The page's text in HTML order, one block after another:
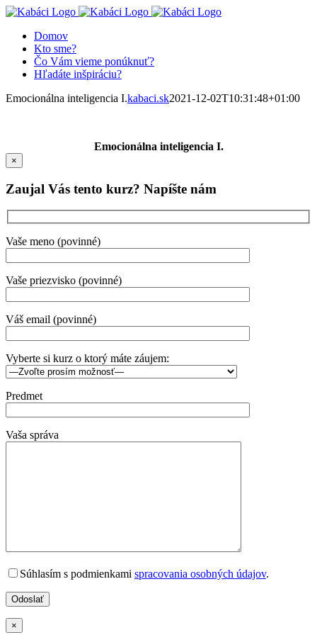
Skip
content
Facebook
X
YouTube
Instagram
Domov
Kto sme?
Čo Vám vieme ponúknuť?
Hľadáte inšpiráciu?
Emocionálna inteligencia I.kabaci.sk2021-12-02T10:31:48+01:00
Emocionálna inteligencia I.
×
Zaujal Vás tento kurz? Napíšte nám
Vaše meno (povinné)
Vaše priezvisko (povinné)
Váš email (povinné)
Vyberte si kurz o ktorý máte záujem:
Predmet
Vaša správa
Súhlasím s podmienkami spracovania osobných údajov.
×